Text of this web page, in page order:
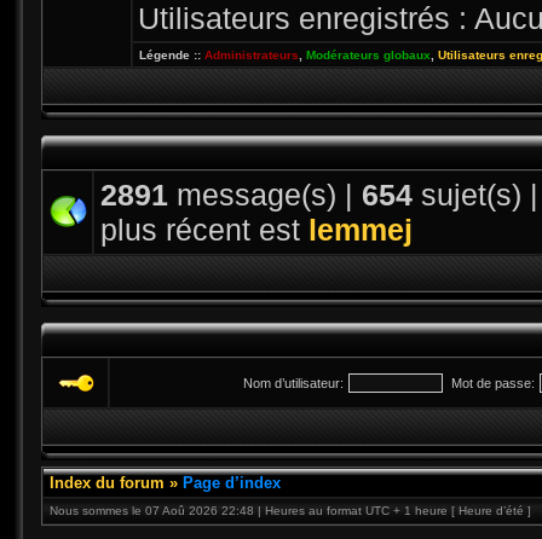
Utilisateurs enregistrés :
Légende :: Administrateurs Modérateurs globaux Utilisateurs
2891 message(s) | 654 sujet(s)
plus récent est lemmej
Nom d’utilisateur: Mot de passe:
Index du forum » Page d’index
Nous sommes le 07 Aoû 2026 22:48 | Heures au format UTC + 1 heure [ Heure d’été ]